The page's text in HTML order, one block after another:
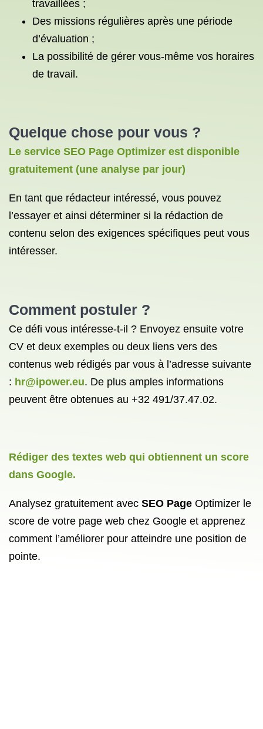
travaillées ;
Des missions régulières après une période
d’évaluation ;
La possibilité de gérer vous-même vos horaires
de travail.
Quelque chose pour vous ?
Le service SEO Page Optimizer est disponible
gratuitement (une analyse par jour)
En tant que rédacteur intéressé, vous pouvez
l’essayer et ainsi déterminer si la rédaction de
contenu selon des exigences spécifiques peut vous
intéresser.
Comment postuler ?
Ce défi vous intéresse-t-il ? Envoyez ensuite votre
CV et deux exemples ou deux liens vers des
contenus web rédigés par vous à l’adresse suivante
: hr@ipower.eu. De plus amples informations
peuvent être obtenues au +32 491/37.47.02.
Rédiger des textes web qui obtiennent un score
dans Google.
Analysez gratuitement avec SEO Page Optimizer le
score de votre page web chez Google et apprenez
comment l’améliorer pour atteindre une position de
pointe.